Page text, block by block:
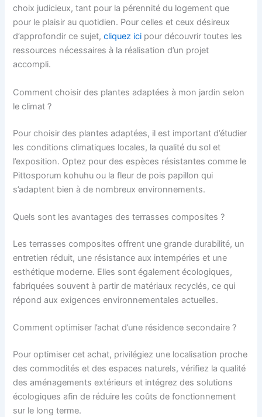
choix judicieux, tant pour la pérennité du logement que
pour le plaisir au quotidien. Pour celles et ceux désireux
d’approfondir ce sujet,cliquez ici pour découvrir toutes les
ressources nécessaires à la réalisation d’un projet
accompli.
Comment choisir des plantes adaptées à mon jardin selon
le climat ?
Pour choisir des plantes adaptées, il est important d’étudier
les conditions climatiques locales, la qualité du sol et
l’exposition. Optez pour des espèces résistantes comme le
Pittosporum kohuhu ou la fleur de pois papillon qui
s’adaptent bien à de nombreux environnements.
Quels sont les avantages des terrasses composites ?
Les terrasses composites offrent une grande durabilité, un
entretien réduit, une résistance aux intempéries et une
esthétique moderne. Elles sont également écologiques,
fabriquées souvent à partir de matériaux recyclés, ce qui
répond aux exigences environnementales actuelles.
Comment optimiser l’achat d’une résidence secondaire ?
Pour optimiser cet achat, privilégiez une localisation proche
des commodités et des espaces naturels, vérifiez la qualité
des aménagements extérieurs et intégrez des solutions
écologiques afin de réduire les coûts de fonctionnement
sur le long terme.